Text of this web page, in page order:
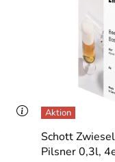
Schott
Pilsner 0,3l,